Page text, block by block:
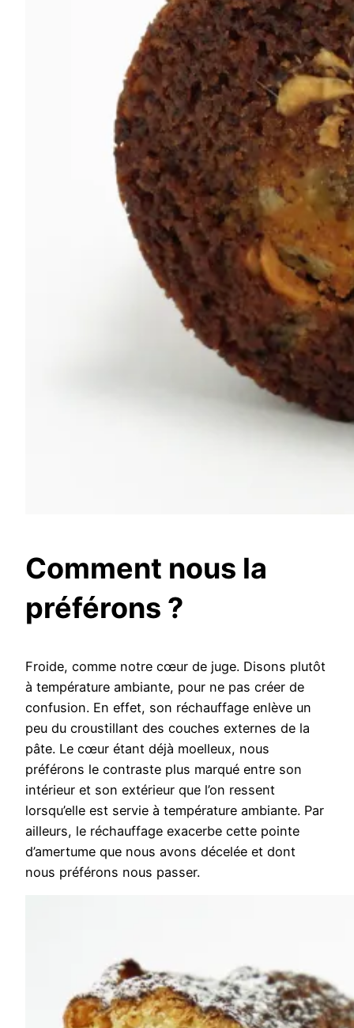
Comment nous la
préférons ?
Froide, comme notre cœur de juge. Disons plutôt
à température ambiante, pour ne pas créer de
confusion. En effet, son réchauffage enlève un
peu du croustillant des couches externes de la
pâte. Le cœur étant déjà moelleux, nous
préférons le contraste plus marqué entre son
intérieur et son extérieur que l’on ressent
lorsqu’elle est servie à température ambiante. Par
ailleurs, le réchauffage exacerbe cette pointe
d’amertume que nous avons décelée et dont
nous préférons nous passer.